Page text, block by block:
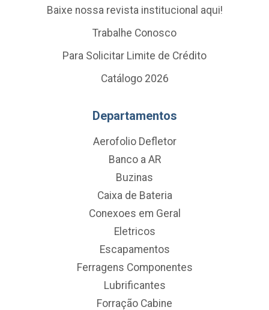
Baixe nossa revista institucional aqui!
Trabalhe Conosco
Para Solicitar Limite de Crédito
Catálogo 2026
Departamentos
Aerofolio Defletor
Banco a AR
Buzinas
Caixa de Bateria
Conexoes em Geral
Eletricos
Escapamentos
Ferragens Componentes
Lubrificantes
Forração Cabine